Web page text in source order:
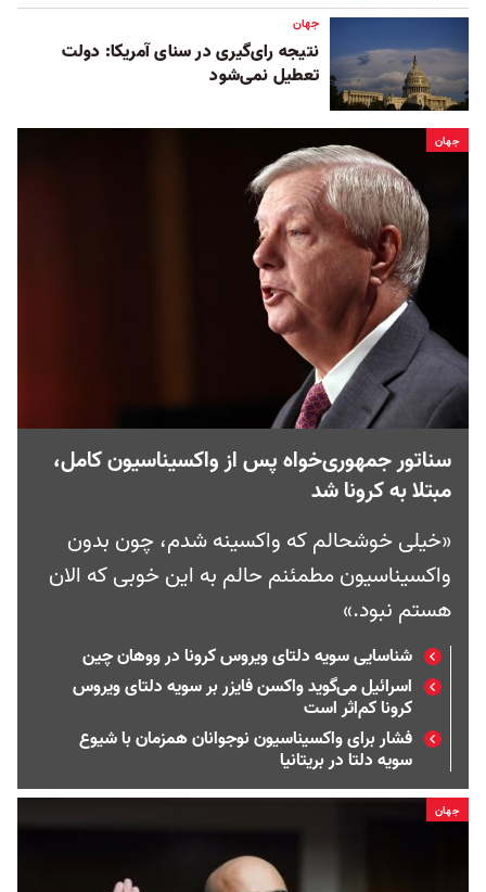
جهان
نتیجه رای‌گیری در سنای آمریکا: دولت
تعطیل نمی‌شود
جهان
سناتور جمهوری‌خواه پس از واکسیناسیون کامل،
مبتلا به کرونا شد
«خیلی خوشحالم که واکسینه شدم، چون بدون
واکسیناسیون مطمئنم حالم به این خوبی که الان
هستم نبود.»
شناسایی سویه دلتای ویروس کرونا در ووهان چین
اسرائیل می‌گوید واکسن فایزر بر سویه دلتای ویروس
کرونا کم‌اثر است
فشار برای واکسیناسیون نوجوانان همزمان با شیوع
سویه دلتا در بریتانیا
جهان